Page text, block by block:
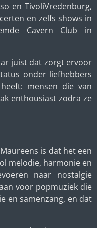
en TivoliVredenburg,
en zelfs shows in
Cavern Club in
juist dat zorgt ervoor
onder liefhebbers
mensen die van
enthousiast zodra ze
is dat het een
melodie, harmonie en
naar nostalgie
voor popmuziek die
en samenzang, en dat